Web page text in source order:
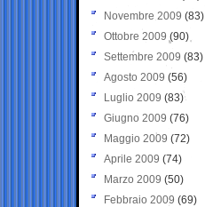
Novembre 2009 (83)
Ottobre 2009 (90)
Settembre 2009 (83)
Agosto 2009 (56)
Luglio 2009 (83)
Giugno 2009 (76)
Maggio 2009 (72)
Aprile 2009 (74)
Marzo 2009 (50)
Febbraio 2009 (69)